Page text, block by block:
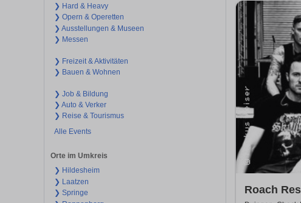
❯ Hard & Heavy
❯ Opern & Operetten
❯ Ausstellungen & Museen
❯ Messen
❯ Freizeit & Aktivitäten
❯ Bauen & Wohnen
❯ Job & Bildung
❯ Auto & Verker
❯ Reise & Tourismus
Alle Events
Orte im Umkreis
❯ Hildesheim
❯ Laatzen
❯ Springe
Roach